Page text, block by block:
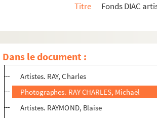
Titre
Fonds DIAC
Dans le document :
Artistes. RAVENTOS, Maria Asuncion
Artistes. RAVILLY, Pascale
Artistes. RAVOTTI, Berto
Artistes. RAY, Charles
Photographes. RAY CHARLES, Michaël
Artistes. RAYMOND, Blaise